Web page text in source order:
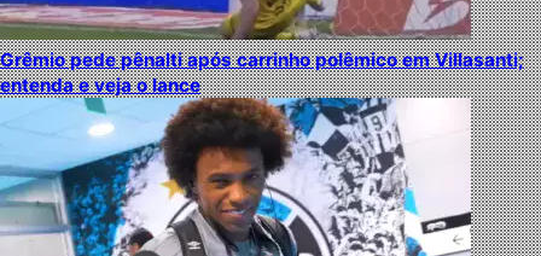
Grêmio pede pênalti após carrinho polêmico em Villasanti;
entenda e veja o lance